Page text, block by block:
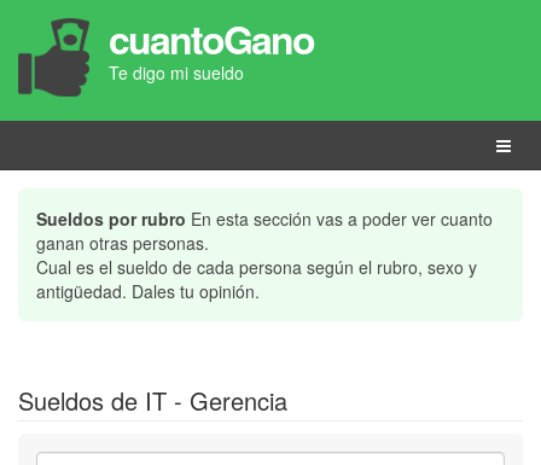
cuantoGano
Te digo mi sueldo
Menú
Sueldos por rubro En esta sección vas a poder ver cuanto
ganan otras personas.
Cual es el sueldo de cada persona según el rubro, sexo y
antigüedad. Dales tu opinión.
Sueldos de IT - Gerencia